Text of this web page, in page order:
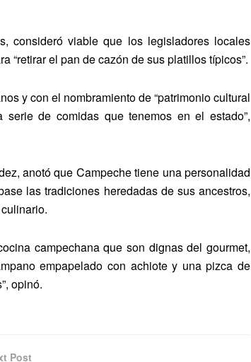
consideró viable que los legisladores locales
“retirar el pan de cazón de sus platillos típicos”.
y con el nombramiento de “patrimonio cultural
de comidas que tenemos en el estado”,
anotó que Campeche tiene una personalidad
las tradiciones heredadas de sus ancestros,
campechana que son dignas del gourmet,
empapelado con achiote y una pizca de
opinó.
Post